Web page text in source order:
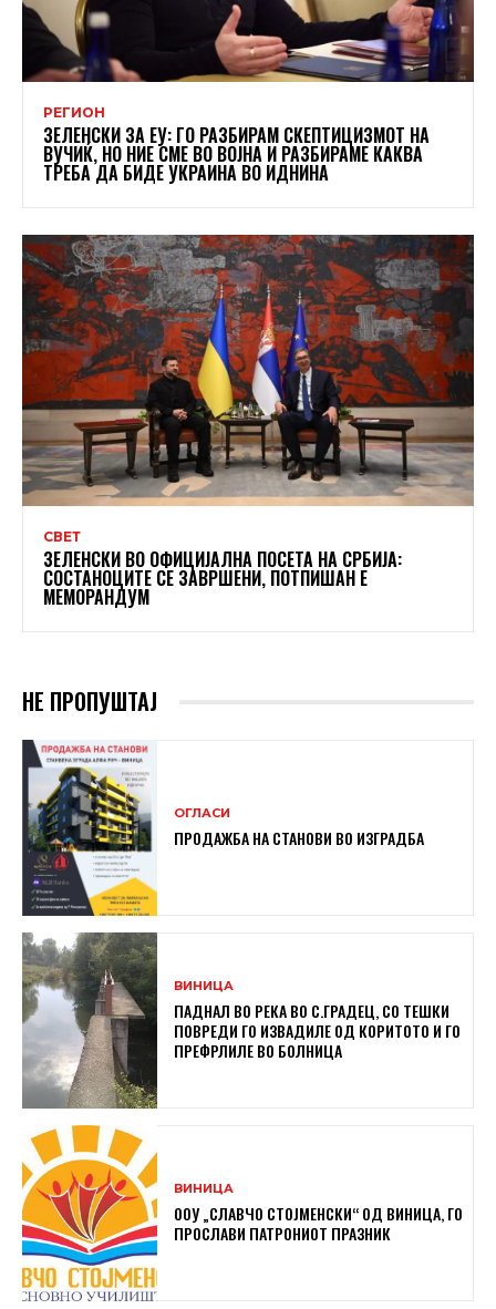
РЕГИОН
ЗЕЛЕНСКИ ЗА ЕУ: ГО РАЗБИРАМ СКЕПТИЦИЗМОТ НА
ВУЧИЌ, НО НИЕ СМЕ ВО ВОЈНА И РАЗБИРАМЕ КАКВА
ТРЕБА ДА БИДЕ УКРАИНА ВО ИДНИНА
СВЕТ
ЗЕЛЕНСКИ ВО ОФИЦИЈАЛНА ПОСЕТА НА СРБИЈА:
СОСТАНОЦИТЕ СЕ ЗАВРШЕНИ, ПОТПИШАН Е
МЕМОРАНДУМ
НЕ ПРОПУШТАЈ
ОГЛАСИ
ПРОДАЖБА НА СТАНОВИ ВО ИЗГРАДБА
ВИНИЦА
ПАДНАЛ ВО РЕКА ВО С.ГРАДЕЦ, СО ТЕШКИ
ПОВРЕДИ ГО ИЗВАДИЛЕ ОД КОРИТОТО И ГО
ПРЕФРЛИЛЕ ВО БОЛНИЦА
ВИНИЦА
ООУ „СЛАВЧО СТОЈМЕНСКИ“ ОД ВИНИЦА, ГО
ПРОСЛАВИ ПАТРОНИОТ ПРАЗНИК